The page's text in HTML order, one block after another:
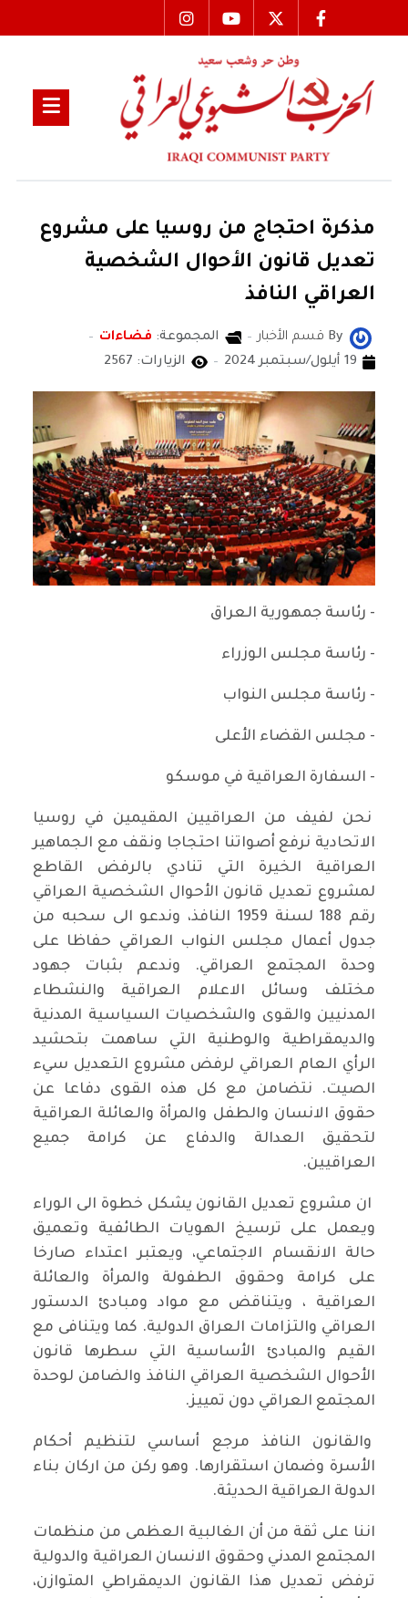
مذكرة احتجاج من روسيا على مشروع
تعديل قانون الأحوال الشخصية
العراقي النافذ
By قسم الأخبار المجموعة: فضاءات
19 أيلول/سبتمبر 2024
الزيارات: 2567
- رئاسة جمهورية العراق
- رئاسة مجلس الوزراء
- رئاسة مجلس النواب
- مجلس القضاء الأعلى
- السفارة العراقية في موسكو
نحن لفيف من العراقيين المقيمين في روسيا
الاتحادية نرفع أصواتنا احتجاجا ونقف مع الجماهير
العراقية الخيرة التي تنادي بالرفض القاطع
لمشروع تعديل قانون الأحوال الشخصية العراقي
رقم 188 لسنة 1959 النافذ، وندعو الى سحبه من
جدول أعمال مجلس النواب العراقي حفاظا على
وحدة المجتمع العراقي. وندعم بثبات جهود
مختلف وسائل الاعلام العراقية والنشطاء
المدنيين والقوى والشخصيات السياسية المدنية
والديمقراطية والوطنية التي ساهمت بتحشيد
الرأي العام العراقي لرفض مشروع التعديل سيء
الصيت. نتضامن مع كل هذه القوى دفاعا عن
حقوق الانسان والطفل والمرأة والعائلة العراقية
لتحقيق العدالة والدفاع عن كرامة جميع
العراقيين.
ان مشروع تعديل القانون يشكل خطوة الى الوراء
ويعمل على ترسيخ الهويات الطائفية وتعميق
حالة الانقسام الاجتماعي، ويعتبر اعتداء صارخا
على كرامة وحقوق الطفولة والمرأة والعائلة
العراقية ، ويتناقض مع مواد ومبادئ الدستور
العراقي والتزامات العراق الدولية. كما ويتنافى مع
القيم والمبادئ الأساسية التي سطرها قانون
الأحوال الشخصية العراقي النافذ والضامن لوحدة
المجتمع العراقي دون تمييز.
والقانون النافذ مرجع أساسي لتنظيم أحكام
الأسرة وضمان استقرارها. وهو ركن من اركان بناء
الدولة العراقية الحديثة.
اننا على ثقة من أن الغالبية العظمى من منظمات
المجتمع المدني وحقوق الانسان العراقية والدولية
ترفض تعديل هذا القانون الديمقراطي المتوازن،